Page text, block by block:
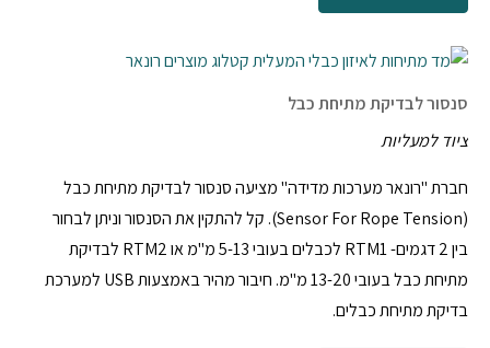
סנסור לבדיקת מתיחת כבל
ציוד למעליות
חברת "רונאר מערכות מדידה" מציעה סנסור לבדיקת מתיחת כבל
(Sensor For Rope Tension). קל להתקין את הסנסור וניתן לבחור
בין 2 דגמים- RTM1 לכבלים בעובי 5-13 מ"מ או RTM2 לבדיקת
מתיחת כבל בעובי 13-20 מ"מ. חיבור מהיר באמצעות USB למערכת
בדיקת מתיחת כבלים.